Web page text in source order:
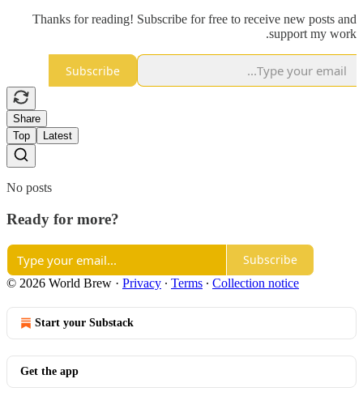
Thanks for reading! Subscribe for free to receive new posts and
support my work.
Subscribe
Share
Top
Latest
No posts
Ready for more?
Subscribe
© 2026 World Brew · Privacy ∙ Terms ∙ Collection notice
Start your Substack
Get the app